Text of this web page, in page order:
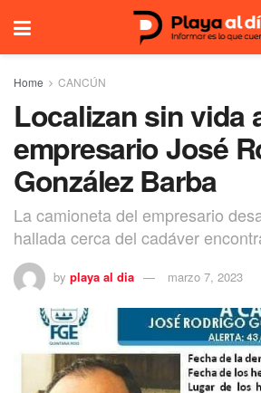
Home CANCÚN
Localizan sin vida
empresario José
González Barba
La camioneta del empresario
hallada cerca del cadáver
by playa al dia marzo 7, 2023